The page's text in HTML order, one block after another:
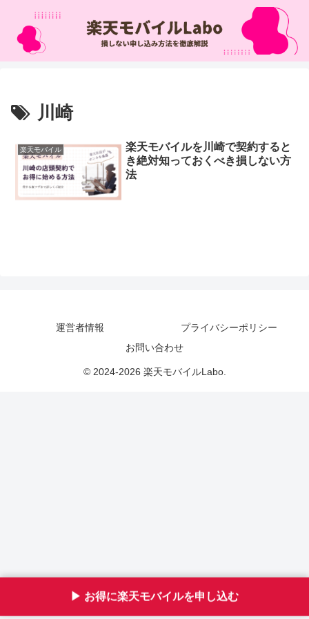
川崎
楽天モバイル
楽天モバイルを川崎で契約すると
き絶対知っておくべき損しない方
法
▶︎ お得に楽天モバイルを申し込む
運営者情報
プライバシーポリシー
お問い合わせ
© 2024-2026 楽天モバイルLabo.